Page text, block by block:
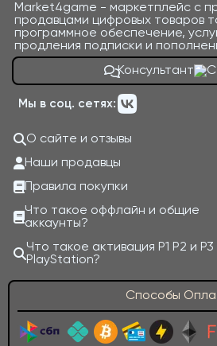
Market4game - маркетплейс с
продавцами цифровых товаров
программное обеспечение,
продления подписки и
Консультант
Мы в соц. сетях:
О сайте и отзывы
Наши продавцы
Правила покупки
Что такое оффлайн и общие
аккаунты?
Что такое активация P1 P2 и P3
PlayStation?
Способы